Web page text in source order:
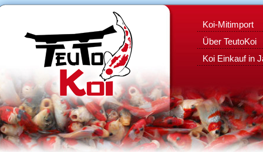
Koi-Mitimport
Über TeutoKoi
Koi Einkauf in